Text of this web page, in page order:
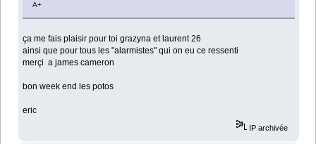
A+
ça me fais plaisir pour toi grazyna et laurent 26
ainsi que pour tous les "alarmistes" qui on eu ce ressenti
merçi a james cameron
bon week end les potos
eric
IP archivée